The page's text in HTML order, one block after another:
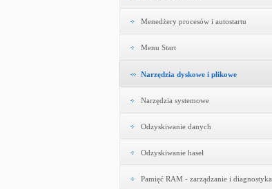
Menedżery procesów i autostartu
Menu Start
Narzędzia dyskowe i plikowe
Narzędzia systemowe
Odzyskiwanie danych
Odzyskiwanie haseł
Pamięć RAM - zarządzanie i diagnostyka